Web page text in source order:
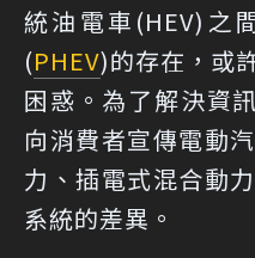
統油電車(HEV)之
(PHEV)的存在，或
困惑。為了解決資
向消費者宣傳電動
力、插電式混合動
系統的差異。